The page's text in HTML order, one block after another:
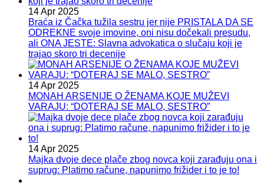
14 Apr 2025
Braća iz Čačka tužila sestru jer nije PRISTALA DA SE
ODREKNE svoje imovine, oni nisu dočekali presudu,
ali ONA JESTE: Slavna advokatica o slučaju koji je
trajao skoro tri decenije
14 Apr 2025
MONAH ARSENIJE O ŽENAMA KOJE MUŽEVI
VARAJU: “DOTERAJ SE MALO, SESTRO”
14 Apr 2025
Majka dvoje dece plače zbog novca koji zarađuju ona i
suprug: Platimo račune, napunimo frižider i to je to!